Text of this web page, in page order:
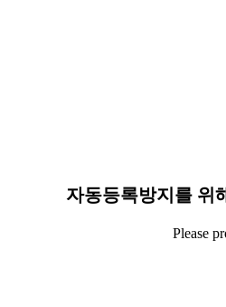
자동등록방지를 위
Please